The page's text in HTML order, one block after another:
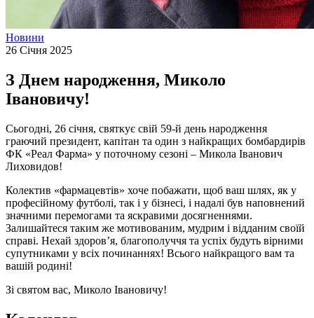
Новини
26 Січня 2025
З Днем народження, Миколо
Івановичу!
Сьогодні, 26 січня, святкує свій 59-й день народження
граючий президент, капітан та один з найкращих бомбардирів
ФК «Реал Фарма» у поточному сезоні – Микола Іванович
Лиховидов!
Колектив «фармацевтів» хоче побажати, щоб ваш шлях, як у
професійному футболі, так і у бізнесі, і надалі був наповнений
значними перемогами та яскравими досягненнями.
Залишайтеся таким же мотивованим, мудрим і відданим своїй
справі. Нехай здоров’я, благополуччя та успіх будуть вірними
супутниками у всіх починаннях! Всього найкращого вам та
вашій родині!
Зі святом вас, Миколо Івановичу!